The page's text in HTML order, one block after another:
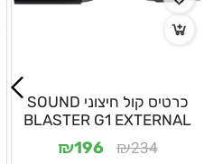
כרטיס קול חיצוני SOUND
BLASTER G1 EXTERNAL
7.1 CREATIVE
₪234
₪196